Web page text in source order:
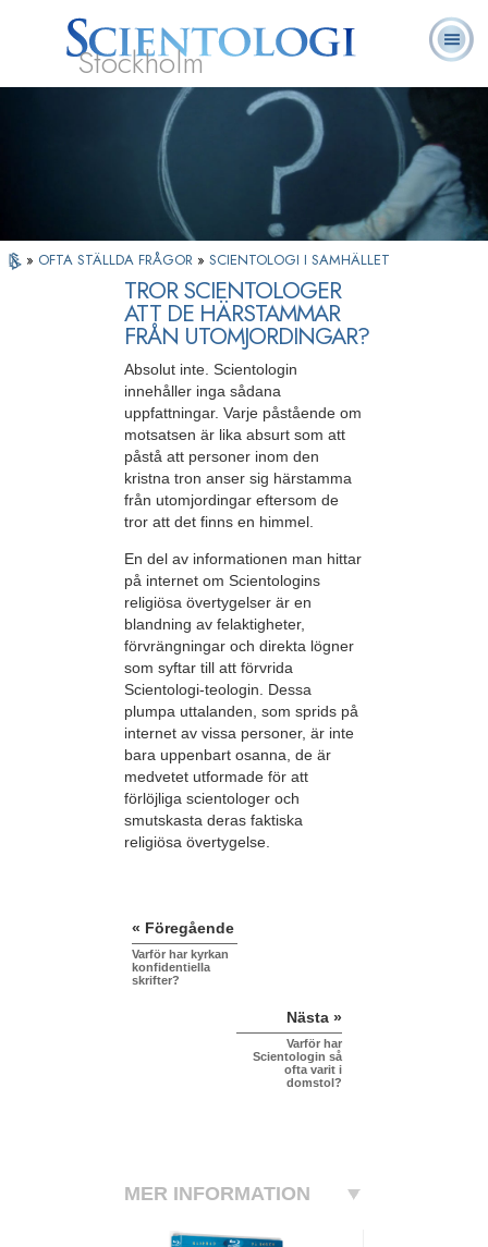
Stockholm
Vad är
Scientologi?
Frivilligpastorer
Ofta ställda
frågor
» OFTA STÄLLDA FRÅGOR » SCIENTOLOGI I SAMHÄLLET
TROR SCIENTOLOGER
ATT DE HÄRSTAMMAR
FRÅN UTOMJORDINGAR?
Absolut inte. Scientologin
innehåller inga sådana
uppfattningar. Varje påstående om
motsatsen är lika absurt som att
påstå att personer inom den
kristna tron anser sig härstamma
från utomjordingar eftersom de
tror att det finns en himmel.
En del av informationen man hittar
på internet om Scientologins
religiösa övertygelser är en
blandning av felaktigheter,
förvrängningar och direkta lögner
som syftar till att förvrida
Scientologi-teologin. Dessa
plumpa uttalanden, som sprids på
internet av vissa personer, är inte
bara uppenbart osanna, de är
medvetet utformade för att
förlöjliga scientologer och
smutskasta deras faktiska
religiösa övertygelse.
« Föregående
Varför har kyrkan
konfidentiella
skrifter?
Nästa »
Varför har
Scientologin så
ofta varit i
domstol?
MER INFORMATION